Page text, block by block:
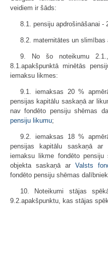
veidiem ir šāds:
8.1. pensiju apdrošināšanai -
8.2. maternitātes un slimības
9. No šo noteikumu
8.1.apakšpunktā minētās
iemaksu likmes:
9.1. iemaksas 20 %
pensijas kapitālu saskaņā ar
nav fondēto pensiju shēmas
pensiju likumu;
9.2. iemaksas 18 %
pensijas kapitālu saskaņā ar
iemaksu likme fondēto
objekta saskaņā ar Valsts
fondēto pensiju shēmas
10. Noteikumi stājas
9.2.apakšpunktu, kas stājas